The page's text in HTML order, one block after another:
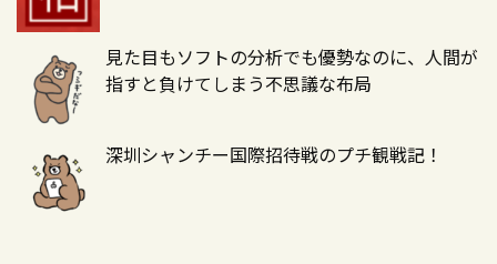
見た目もソフトの分析でも優勢なのに、人間が
指すと負けてしまう不思議な布局
深圳シャンチー国際招待戦のプチ観戦記！